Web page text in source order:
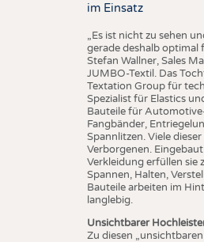
im Einsatz
„Es ist nicht zu sehen
gerade deshalb optimal
Stefan Wallner, Sales
JUMBO-Textil. Das
Textation Group für
Spezialist für Elastics
Bauteile für
Fangbänder,
Spannlitzen. Viele
Verborgenen.
Verkleidung erfüllen sie
Spannen, Halten,
Bauteile arbeiten im
langlebig.
Unsichtbarer
Zu diesen